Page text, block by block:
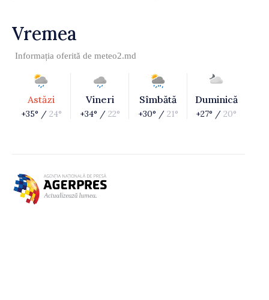
Vremea
Informația oferită de meteo2.md
Astăzi
+35° / 24°
Vineri
+34° / 22°
Sîmbătă
+30° / 21°
Duminică
+27° / 20°